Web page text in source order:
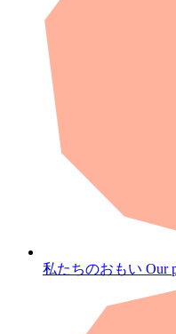
私たちのおもい Our